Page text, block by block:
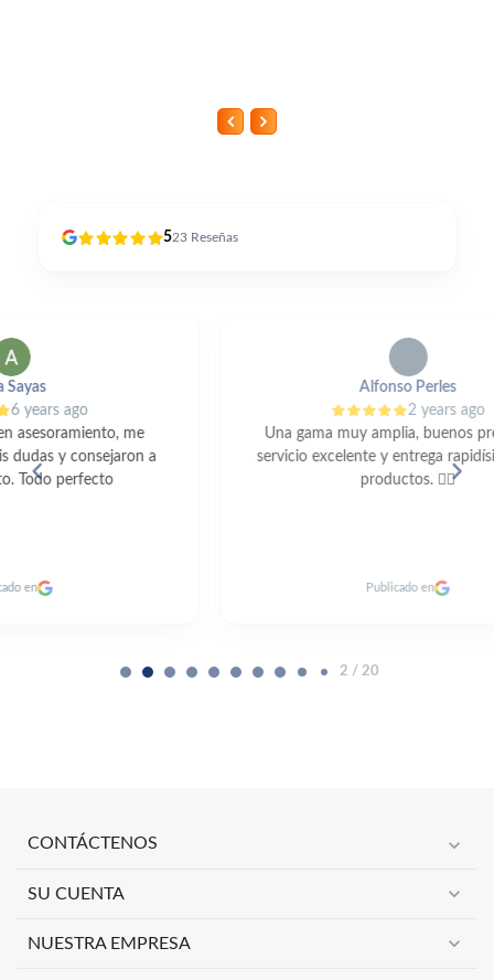
523 Reseñas
Una gama muy amplia, buenos precios, un
servicio excelente y entrega rapidísima de los
2 / 20
CONTÁCTENOS expand_more
SU CUENTA expand_more
NUESTRA EMPRESA expand_more